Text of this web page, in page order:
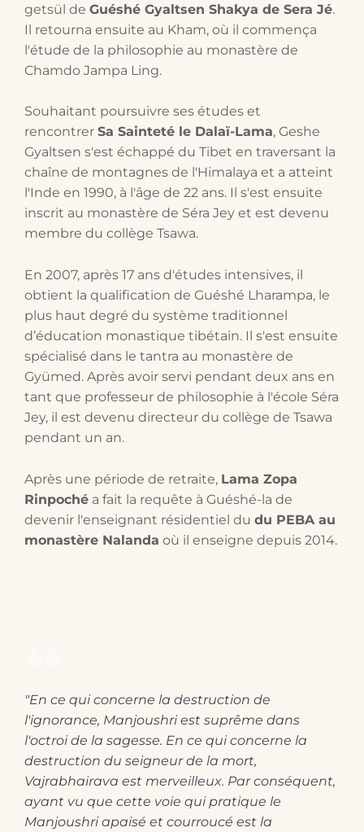
getsül de Guéshé Gyaltsen Shakya de Sera Jé.
Il retourna ensuite au Kham, où il commença
l'étude de la philosophie au monastère de
Chamdo Jampa Ling.
Souhaitant poursuivre ses études et
rencontrer Sa Sainteté le Dalaï-Lama, Geshe
Gyaltsen s'est échappé du Tibet en traversant la
chaîne de montagnes de l'Himalaya et a atteint
l'Inde en 1990, à l'âge de 22 ans. Il s'est ensuite
inscrit au monastère de Séra Jey et est devenu
membre du collège Tsawa.
En 2007, après 17 ans d'études intensives, il
obtient la qualification de Guéshé Lharampa, le
plus haut degré du système traditionnel
d’éducation monastique tibétain. Il s'est ensuite
spécialisé dans le tantra au monastère de
Gyümed. Après avoir servi pendant deux ans en
tant que professeur de philosophie à l'école Séra
Jey, il est devenu directeur du collège de Tsawa
pendant un an.
Après une période de retraite, Lama Zopa
Rinpoché a fait la requête à Guéshé-la de
devenir l'enseignant résidentiel du du PEBA au
monastère Nalanda où il enseigne depuis 2014.
"En ce qui concerne la destruction de
l'ignorance, Manjoushri est suprême dans
l'octroi de la sagesse. En ce qui concerne la
destruction du seigneur de la mort,
Vajrabhairava est merveilleux. Par conséquent,
ayant vu que cette voie qui pratique le
Manjoushri apaisé et courroucé est la